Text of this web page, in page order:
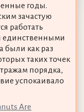
годы.
зачастую
работать
единственными
были как раз
таких точек
порядка,
успокаивало
Are